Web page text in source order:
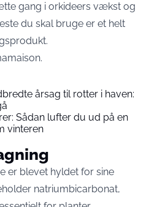
gang i orkideers vækst og
du skal bruge er et helt
.
årsag til rotter i haven:
Sådan lufter du ud på en
vinteren
er blevet hyldet for sine
natriumbicarbonat,